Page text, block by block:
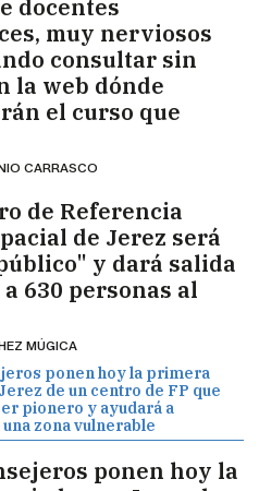
docentes
muy nerviosos
consultar sin
la web dónde
el curso que
CARRASCO
de Referencia
de Jerez será
y dará salida
630 personas al
MÚGICA
ponen hoy la primera
de un centro de FP que
pionero y ayudará a
zona vulnerable
ponen hoy la